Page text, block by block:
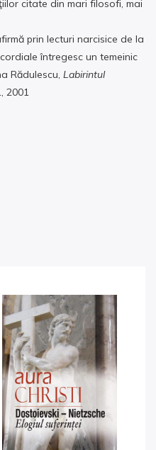
citate din mari filosofi, mai
prin lecturi narcisice de la
întregesc un temeinic
Rădulescu, Labirintul
2001